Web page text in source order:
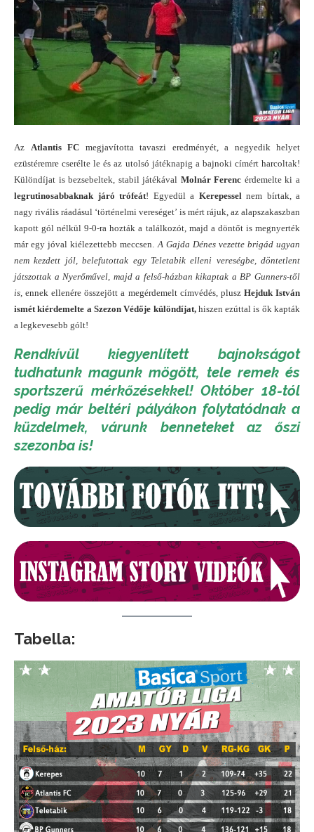
Az Atlantis FC megjavította tavaszi eredményét, a negyedik helyet
ezüstéremre cserélte le és az utolsó játéknapig a bajnoki címért harcoltak!
Különdíjat is bezsebeltek, stabil játékával Molnár Ferenc érdemelte ki a
legrutinosabbaknak járó trófeát! Egyedül a Kerepessel nem bírtak, a
nagy rivális ráadásul ‘történelmi vereséget’ is mért rájuk, az alapszakaszban
kapott gól nélkül 9-0-ra hozták a találkozót, majd a döntőt is megnyerték
már egy jóval kiélezettebb meccsen. A Gajda Dénes vezette brigád ugyan
nem kezdett jól, belefutottak egy Teletabik elleni vereségbe, döntetlent
játszottak a Nyerőművel, majd a felső-házban kikaptak a BP Gunners-től
is, ennek ellenére összejött a megérdemelt címvédés, plusz Hejduk István
ismét kiérdemelte a Szezon Védője különdíjat,hiszen ezúttal is ők kapták
a legkevesebb gólt!
Rendkívül kiegyenlített bajnokságot
tudhatunk magunk mögött, tele remek és
sportszerű mérkőzésekkel! Október 18-tól
pedig már beltéri pályákon folytatódnak a
küzdelmek, várunk benneteket az őszi
szezonba is!
Tabella: